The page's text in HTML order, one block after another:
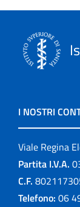
I NOSTRI
Viale Regina
Partita I.V.A.
C.F.
Telefono: 06